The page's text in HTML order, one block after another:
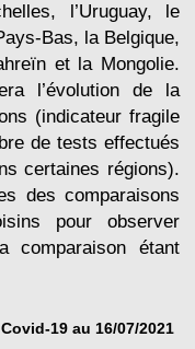
l’Uruguay, le
Bas, la Belgique,
et la Mongolie.
l’évolution de la
(indicateur fragile
de tests effectués
certaines régions).
des comparaisons
pour observer
comparaison étant
19 au 16/07/2021